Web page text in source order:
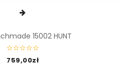
15002 HUNT
759,00zł